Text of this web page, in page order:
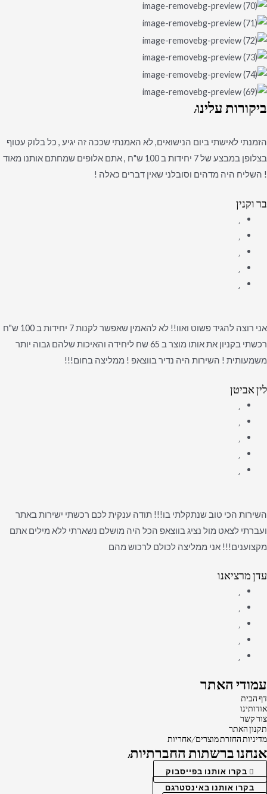
ביקורותעלינו:
הזמנתי לאישתי ביום הנישואים, לא האמנתי שככה זה יגיע , כל בלוק עטוף
בצלופן במבצע של 7 יחידות ב 100 ש"ח , אתם אלופים שמחתם אותנו מאוד
! השליח היה מדהים וסובלני שאין דברים כאלה !
בר וקנין
אני רוצה להגיד פשוט ואוו!! לא להאמין שאפשר לקנות 7 יחידות ב 100 ש"ח
רכשתי בקניון את אותו מוצר ב 65 שח ליחידה והאיכות שלהם גבוה יותר
משמעותית ! השירות היה נדיר בווצאפ ! ממליצה בחום!!!
לין אביטן
השירות הכי טוב שנתקלתי בו!!! תודה ענקית לכם רכשתי ישירות באתר
ועברתי לצאט מול נציג בווצאפ הכל היה מושלם נשארתי ללא מילים אתם
מקצוענים!!! אני ממליצה לכולם לרכוש מהם
עדן מרציאנו
עמודי האתר
דף הבית
אודותינו
צור קשר
תקנון האתר
מדיניות החזרת מוצרים/אחריות
אנחנו ברשתות החברתיות:
בקרו אותנו בפייסבוק
בקרו אותנו באינסטרגם